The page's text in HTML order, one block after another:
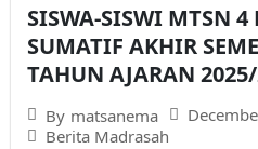
SISWA-SISWI MTSN
SUMATIF AKHIR
TAHUN AJARAN
By matsanema
Berita Madrasah